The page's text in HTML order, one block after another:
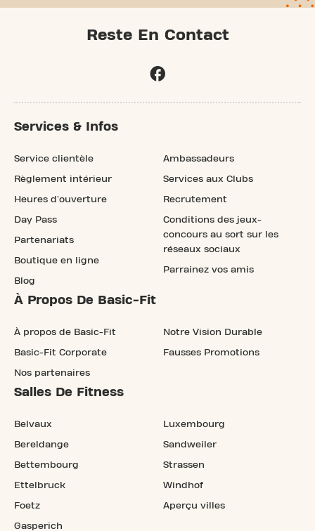
Reste En Contact
Services & Infos
Service clientèle
Règlement intérieur
Heures d'ouverture
Day Pass
Partenariats
Boutique en ligne
Blog
Ambassadeurs
Services aux Clubs
Recrutement
Conditions des jeux-
concours au sort sur les
réseaux sociaux
Parrainez vos amis
À Propos De Basic-Fit
À propos de Basic-Fit
Basic-Fit Corporate
Nos partenaires
Notre Vision Durable
Fausses Promotions
Salles De Fitness
Belvaux
Bereldange
Bettembourg
Ettelbruck
Foetz
Gasperich
Luxembourg
Sandweiler
Strassen
Windhof
Aperçu villes